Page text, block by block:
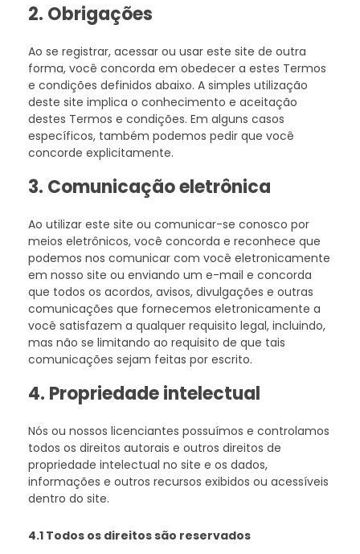
2. Obrigações
Ao se registrar, acessar ou usar este site de outra
forma, você concorda em obedecer a estes Termos
e condições definidos abaixo. A simples utilização
deste site implica o conhecimento e aceitação
destes Termos e condições. Em alguns casos
específicos, também podemos pedir que você
concorde explicitamente.
3. Comunicação eletrônica
Ao utilizar este site ou comunicar-se conosco por
meios eletrônicos, você concorda e reconhece que
podemos nos comunicar com você eletronicamente
em nosso site ou enviando um e-mail e concorda
que todos os acordos, avisos, divulgações e outras
comunicações que fornecemos eletronicamente a
você satisfazem a qualquer requisito legal, incluindo,
mas não se limitando ao requisito de que tais
comunicações sejam feitas por escrito.
4. Propriedade intelectual
Nós ou nossos licenciantes possuímos e controlamos
todos os direitos autorais e outros direitos de
propriedade intelectual no site e os dados,
informações e outros recursos exibidos ou acessíveis
dentro do site.
4.1 Todos os direitos são reservados